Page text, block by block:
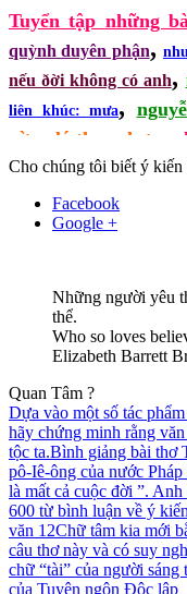
Tuyển tập những
quỳnh duyên phận,
nếu ðời không có anh,
liên khúc: mưa,
rừng lá thay chưa
Cho chúng tôi biết ý kiến
Facebook
Google +
Những người yêu
thể.
Who so loves
Elizabeth Barrett
Quan Tâm ?
Dựa vào một số tác
hãy chứng minh rằng
tộc ta.Bình giảng bài thơ
pô-Iê-ông của nước
là mất cả cuộc đời ”.
600 từ bình luận về ý
văn 12Chữ tâm kia mới
câu thơ này và có suy
chữ “tài” của người sáng
của Tuyên ngôn Độc lập